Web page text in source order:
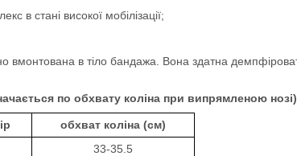
в стані високої мобілізації;
вмонтована в тіло бандажа. Вона здатна
по обхвату коліна при випрямленою
обхват коліна (см)
33-35.5